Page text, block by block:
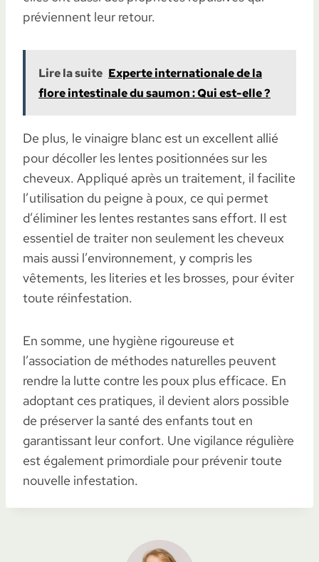
préviennent leur retour.
Lire la suite Experte internationale de la
flore intestinale du saumon : Qui est-elle ?
De plus, le vinaigre blanc est un excellent allié
pour décoller les lentes positionnées sur les
cheveux. Appliqué après un traitement, il facilite
l’utilisation du peigne à poux, ce qui permet
d’éliminer les lentes restantes sans effort. Il est
essentiel de traiter non seulement les cheveux
mais aussi l’environnement, y compris les
vêtements, les literies et les brosses, pour éviter
toute réinfestation.
En somme, une hygiène rigoureuse et
l’association de méthodes naturelles peuvent
rendre la lutte contre les poux plus efficace. En
adoptant ces pratiques, il devient alors possible
de préserver la santé des enfants tout en
garantissant leur confort. Une vigilance régulière
est également primordiale pour prévenir toute
nouvelle infestation.